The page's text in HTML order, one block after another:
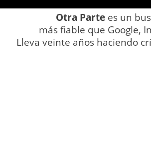
Otra Partees un
más fiable que Google,
Lleva veinte años haciendo